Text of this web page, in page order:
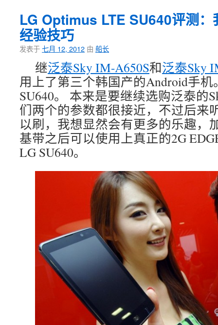
LG Optimus LTE SU640评测：
经验技巧
发表于七月 12, 2012 由 船长
继泛泰Sky IM-A650S和泛泰Sky
用上了第三个韩国产的Android手机
SU640。 本来是要继续选购泛泰的
们两个的参数都很接近，不过后来
以刷，我想显然会有更多的乐趣，
基带之后可以使用上真正的2G
LG SU640。